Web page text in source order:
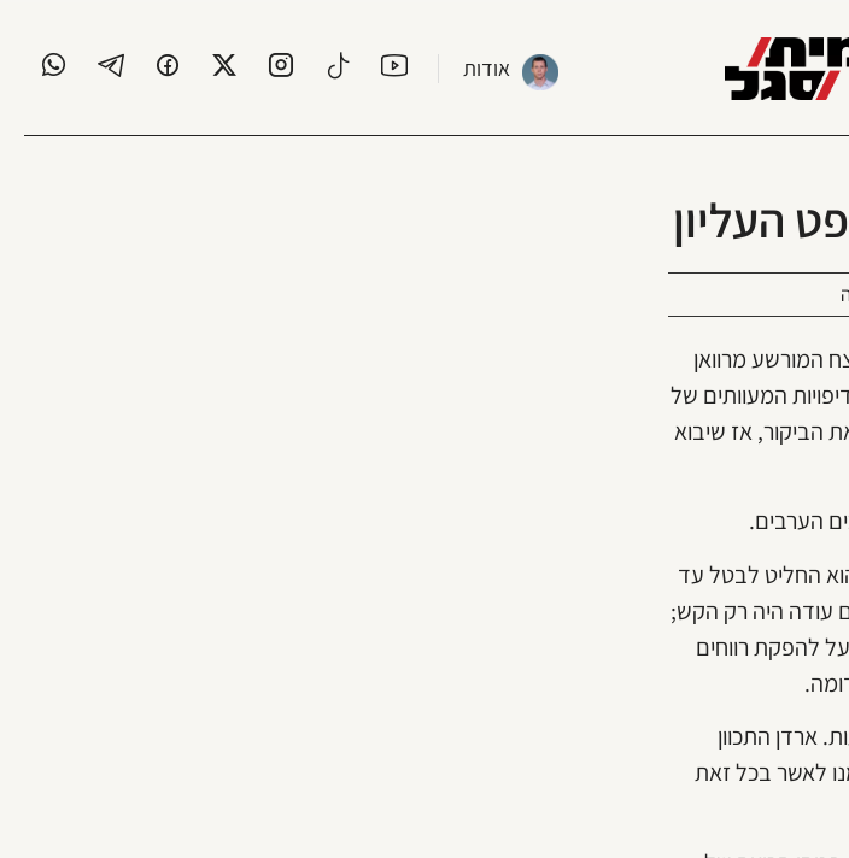
אודות
העליון
המורשע מרוואן
המעוותים של
הביקור, אז שיבוא
הערבים.
החליט לבטל עד
עודה היה רק הקש;
להפקת רווחים
ארדן התכוון
לאשר בכל זאת